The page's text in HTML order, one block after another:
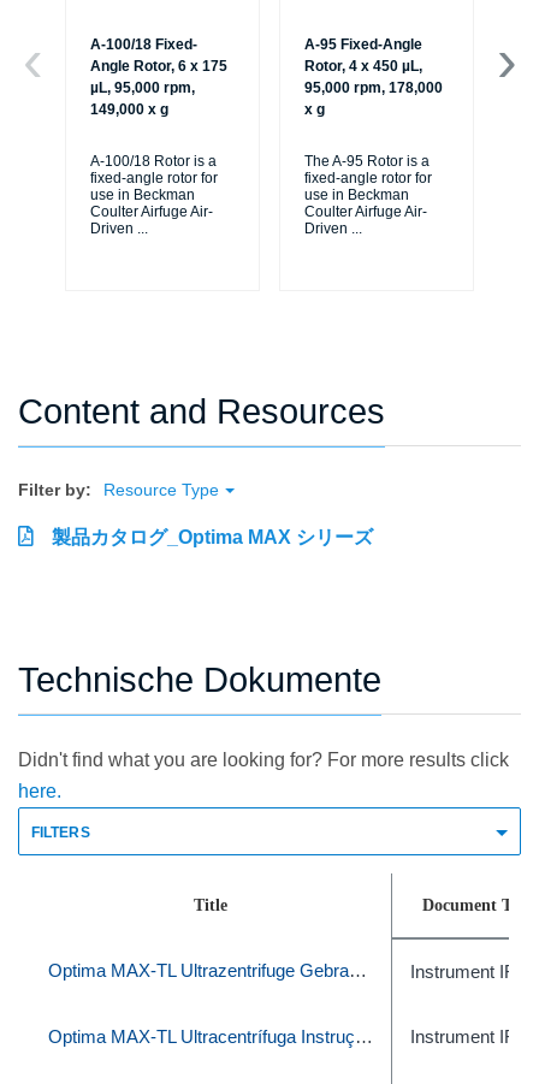
A-100/18 Fixed-
Angle Rotor, 6 x 175
µL, 95,000 rpm,
149,000 x g
A-100/18 Rotor is a
fixed-angle rotor for
use in Beckman
Coulter Airfuge Air-
Driven ...
A-95 Fixed-Angle
Rotor, 4 x 450 µL,
95,000 rpm, 178,000
x g
The A-95 Rotor is a
fixed-angle rotor for
use in Beckman
Coulter Airfuge Air-
Driven ...
Content and Resources
Filter by: Resource Type
製品カタログ_Optima MAX シリーズ
Technische Dokumente
Didn't find what you are looking for? For more results click
here.
FILTERS
Title Document Type
Optima MAX-TL Ultrazentrifuge Gebrauchsanweisung Instrument IFU
Optima MAX-TL Ultracentrífuga Instruções de uso Instrument IFU